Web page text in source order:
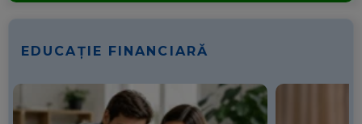
EDUCAȚIE FINANCIARĂ